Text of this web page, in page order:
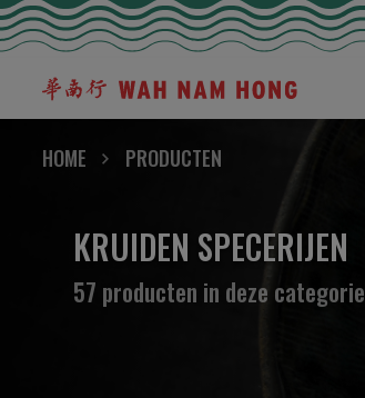
HOME PRODUCTEN
KRUIDEN SPECERIJEN
57 producten in deze categorie